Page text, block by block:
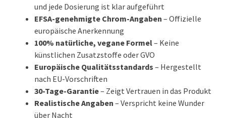
und jede Dosierung ist klar aufgeführt
EFSA-genehmigte Chrom-Angaben – Offizielle
europäische Anerkennung
100% natürliche, vegane Formel– Keine
künstlichen Zusatzstoffe oder GVO
Europäische Qualitätsstandards – Hergestellt
nach EU-Vorschriften
30-Tage-Garantie– Zeigt Vertrauen in das Produkt
Realistische Angaben – Verspricht keine Wunder
über Nacht